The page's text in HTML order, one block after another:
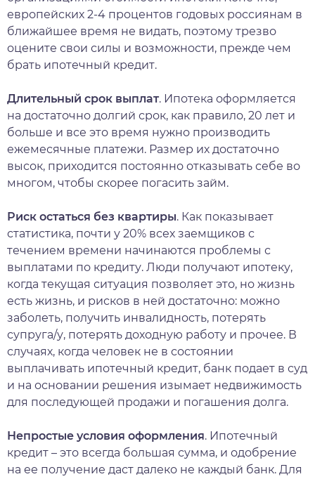
европейских 2-4 процентов годовых россиянам в
ближайшее время не видать, поэтому трезво
оцените свои силы и возможности, прежде чем
брать ипотечный кредит.
Длительный срок выплат. Ипотека оформляется
на достаточно долгий срок, как правило, 20 лет и
больше и все это время нужно производить
ежемесячные платежи. Размер их достаточно
высок, приходится постоянно отказывать себе во
многом, чтобы скорее погасить займ.
Риск остаться без квартиры. Как показывает
статистика, почти у 20% всех заемщиков с
течением времени начинаются проблемы с
выплатами по кредиту. Люди получают ипотеку,
когда текущая ситуация позволяет это, но жизнь
есть жизнь, и рисков в ней достаточно: можно
заболеть, получить инвалидность, потерять
супруга/у, потерять доходную работу и прочее. В
случаях, когда человек не в состоянии
выплачивать ипотечный кредит, банк подает в суд
и на основании решения изымает недвижимость
для последующей продажи и погашения долга.
Непростые условия оформления. Ипотечный
кредит – это всегда большая сумма, и одобрение
на ее получение даст далеко не каждый банк. Для